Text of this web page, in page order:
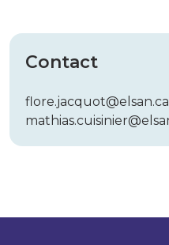
Contact